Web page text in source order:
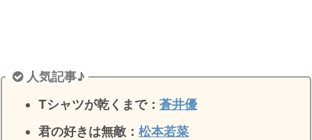
人気記事♪
Tシャツが乾くまで： 蒼井優
君の好きは無敵 ： 松本若菜